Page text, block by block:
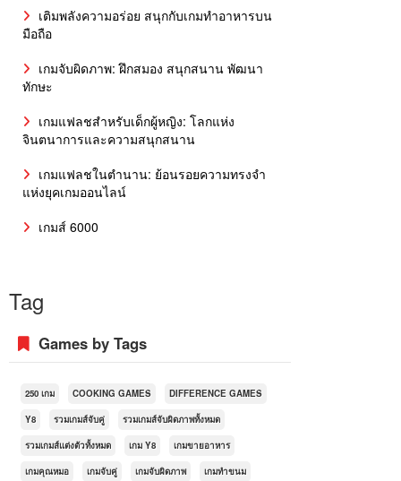
เติมพลังความอร่อย สนุกกับเกมทำอาหารบน
มือถือ
เกมจับผิดภาพ: ฝึกสมอง สนุกสนาน พัฒนา
ทักษะ
เกมแฟลชสำหรับเด็กผู้หญิง: โลกแห่ง
จินตนาการและความสนุกสนาน
เกมแฟลชในตำนาน: ย้อนรอยความทรงจำ
แห่งยุคเกมออนไลน์
เกมส์ 6000
Tag
Games by Tags
250 เกม COOKING GAMES DIFFERENCE GAMES
Y8 รวมเกมส์จับคู่ รวมเกมส์จับผิดภาพทั้งหมด
รวมเกมส์แต่งตัวทั้งหมด เกม Y8 เกมขายอาหาร
เกมคุณหมอ เกมจับคู่ เกมจับผิดภาพ เกมทำขนม